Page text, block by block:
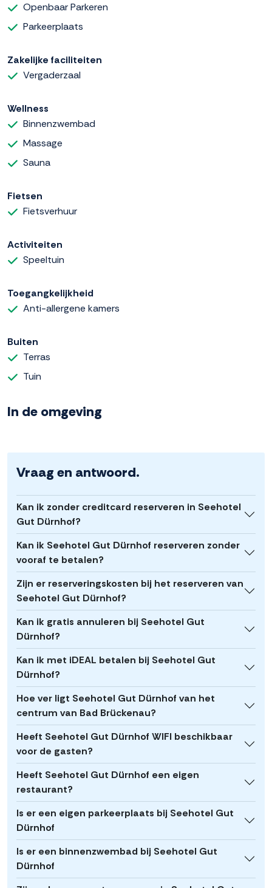
Openbaar Parkeren
Parkeerplaats
Zakelijke faciliteiten
Vergaderzaal
Wellness
Binnenzwembad
Massage
Sauna
Fietsen
Fietsverhuur
Activiteiten
Speeltuin
Toegangkelijkheid
Anti-allergene kamers
Buiten
Terras
Tuin
In de omgeving
Vraag en antwoord.
Kan ik zonder creditcard reserveren in Seehotel
Gut Dürnhof?
Kan ik Seehotel Gut Dürnhof reserveren zonder
vooraf te betalen?
Zijn er reserveringskosten bij het reserveren van
Seehotel Gut Dürnhof?
Kan ik gratis annuleren bij Seehotel Gut
Dürnhof?
Kan ik met iDEAL betalen bij Seehotel Gut
Dürnhof?
Hoe ver ligt Seehotel Gut Dürnhof van het
centrum van Bad Brückenau?
Heeft Seehotel Gut Dürnhof WIFI beschikbaar
voor de gasten?
Heeft Seehotel Gut Dürnhof een eigen
restaurant?
Is er een eigen parkeerplaats bij Seehotel Gut
Dürnhof
Is er een binnenzwembad bij Seehotel Gut
Dürnhof